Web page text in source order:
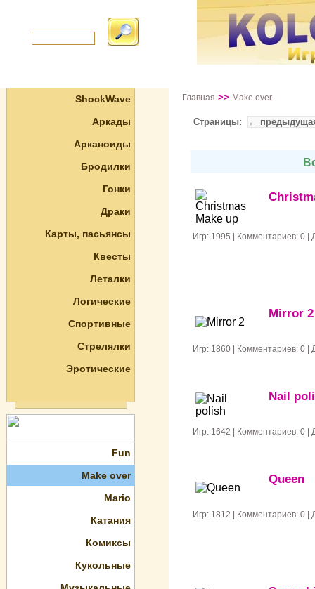
ShockWave
Аркады
Арканоиды
Бродилки
Гонки
Драки
Карты, пасьянсы
Квесты
Леталки
Логические
Спортивные
Стрелялки
Эротические
Fun
Make over
Mario
Катания
Комиксы
Кукольные
Главная >> Make over
Страницы: ←
Игр: 1995 | Комментариев: 0
Mirror 2
Игр: 1860 | Комментариев: 0
Nail
Игр: 1642 | Комментариев: 0
Queen
Игр: 1812 | Комментариев: 0